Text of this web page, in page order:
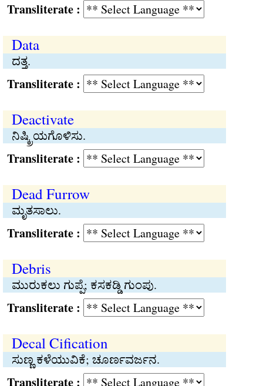
:
Data
ದತ್ತ.
:
Deactivate
ನಿಷ್ಕ್ರಿಯಗೊಳಿಸು.
:
Dead Furrow
ಮೃತಸಾಲು.
:
Debris
ಮುರುಕಲು ಗುಪ್ಪೆ; ಕಸಕಡ್ಡಿ ಗುಂಪು.
:
Decal Cification
ಸುಣ್ಣ ಕಳೆಯುವಿಕೆ; ಚೂರ್ಣವರ್ಜನ.
: